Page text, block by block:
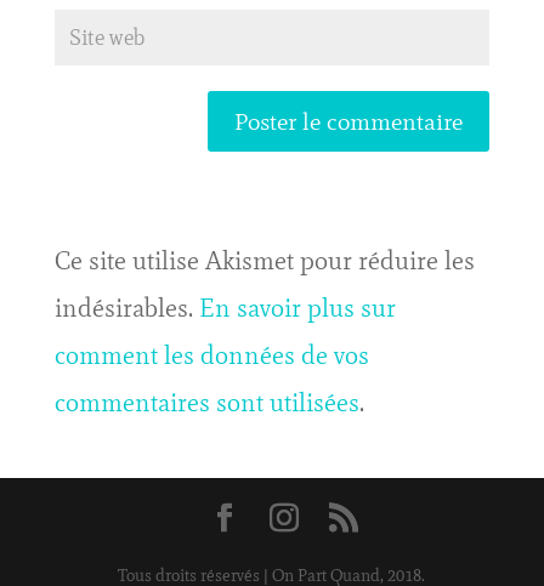
Ce site utilise Akismet pour réduire les
indésirables. En savoir plus sur
comment les données de vos
commentaires sont utilisées.
Tous droits réservés | On Part Quand, 2018.